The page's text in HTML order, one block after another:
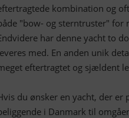
kombination og
"bow- og sterntruster" for
har denne yacht to
med. En anden unik
eftertragtet og sjældent
du ønsker en yacht, der
i Danmark til